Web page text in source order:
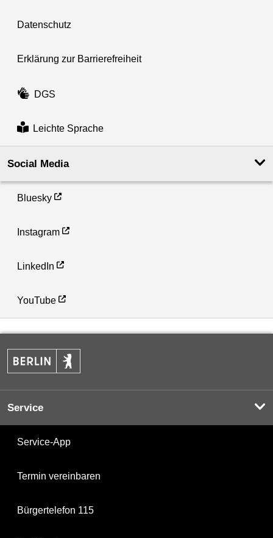
Datenschutz
Erklärung zur Barrierefreiheit
DGS
Leichte Sprache
Social Media
Bluesky
Instagram
LinkedIn
YouTube
Service
Service-App
Termin vereinbaren
Bürgertelefon 115